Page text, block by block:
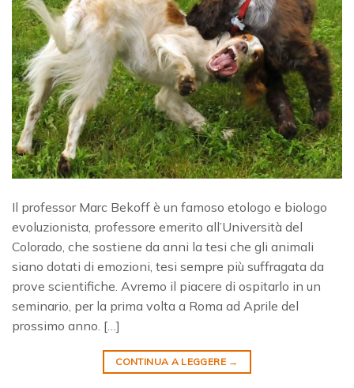
Il professor Marc Bekoff è un famoso etologo e biologo
evoluzionista, professore emerito all’Università del
Colorado, che sostiene da anni la tesi che gli animali
siano dotati di emozioni, tesi sempre più suffragata da
prove scientifiche. Avremo il piacere di ospitarlo in un
seminario, per la prima volta a Roma ad Aprile del
prossimo anno. […]
CONTINUA A LEGGERE →